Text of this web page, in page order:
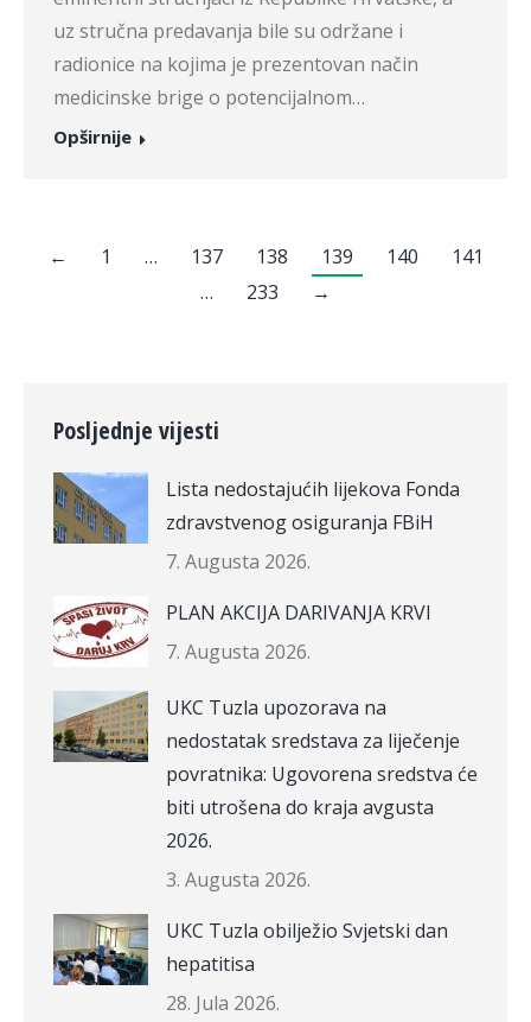
uz stručna predavanja bile su održane i
radionice na kojima je prezentovan način
medicinske brige o potencijalnom…
Opširnije
← 1 … 137 138 139 140
141
…
233 →
Posljednje vijesti
Lista nedostajućih lijekova Fonda
zdravstvenog osiguranja FBiH
7. Augusta 2026.
PLAN AKCIJA DARIVANJA KRVI
7. Augusta 2026.
UKC Tuzla upozorava na
nedostatak sredstava za liječenje
povratnika: Ugovorena sredstva će
biti utrošena do kraja avgusta
2026.
3. Augusta 2026.
UKC Tuzla obilježio Svjetski dan
hepatitisa
28. Jula 2026.